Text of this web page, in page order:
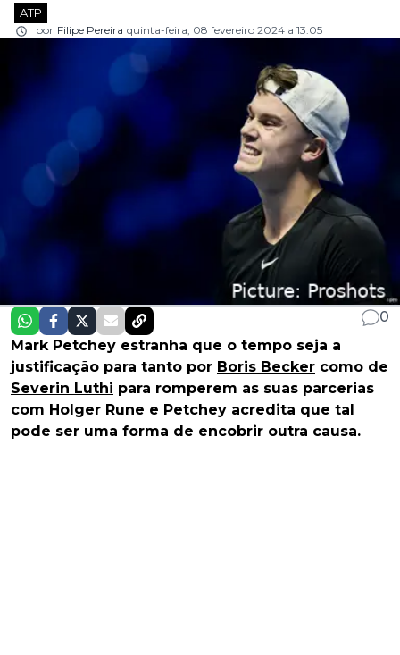
ATP
por Filipe Pereira quinta-feira, 08 fevereiro 2024 a 13:05
0
Mark Petchey estranha que o tempo seja a
justificação para tanto por Boris Becker como de
Severin Luthi para romperem as suas parcerias
com Holger Rune e Petchey acredita que tal
pode ser uma forma de encobrir outra causa.